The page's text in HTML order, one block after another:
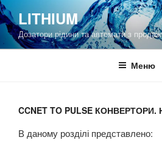
Перейти
к
содержимому
LITHIUM
Дозатори рідини та автомати з
Меню
CCNET TO PULSE
В даному розділі представлено: